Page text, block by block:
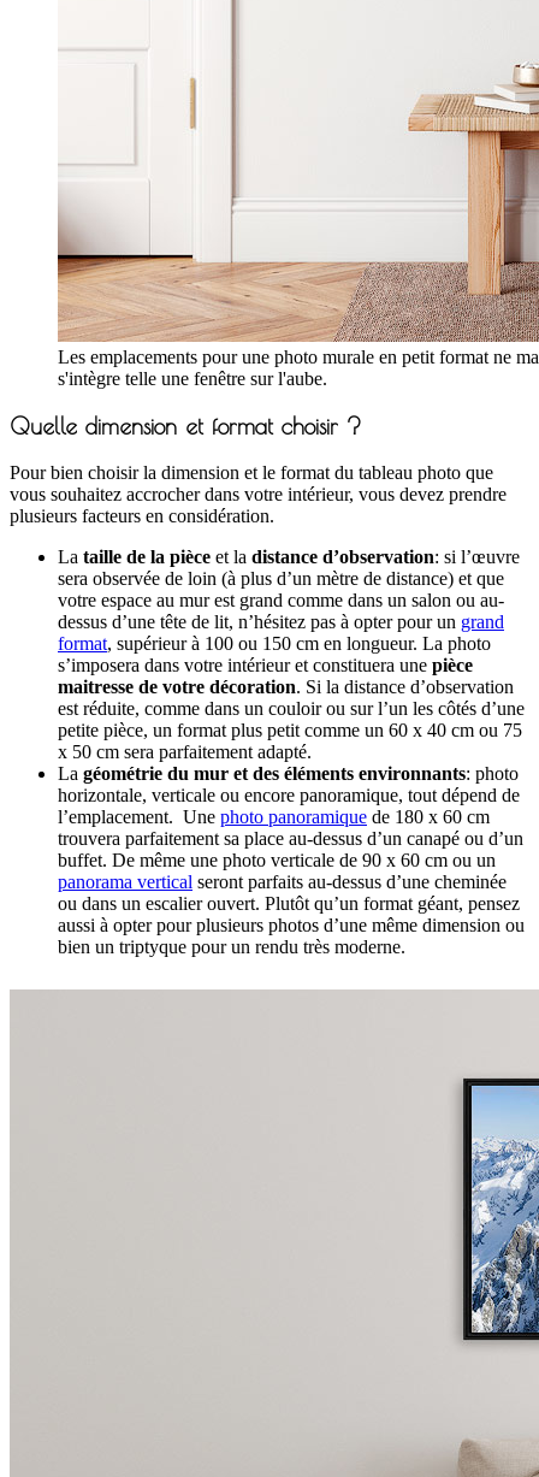
Les emplacements pour une photo murale en petit format ne
s'intègre telle une fenêtre sur l'aube.
Quelle dimension et format choisir ?
Pour bien choisir la dimension et le format du tableau photo que
vous souhaitez accrocher dans votre intérieur, vous devez prendre
plusieurs facteurs en considération.
La taille de la pièce et la distance d’observation: si l’œuvre
sera observée de loin (à plus d’un mètre de distance) et que
votre espace au mur est grand comme dans un salon ou au-
dessus d’une tête de lit, n’hésitez pas à opter pour un grand
format, supérieur à 100 ou 150 cm en longueur. La photo
s’imposera dans votre intérieur et constituera une pièce
maitresse de votre décoration. Si la distance d’observation
est réduite, comme dans un couloir ou sur l’un les côtés d’une
petite pièce, un format plus petit comme un 60 x 40 cm ou 75
x 50 cm sera parfaitement adapté.
La géométrie du mur et des éléments environnants: photo
horizontale, verticale ou encore panoramique, tout dépend de
l’emplacement. Une photo panoramique de 180 x 60 cm
trouvera parfaitement sa place au-dessus d’un canapé ou d’un
buffet. De même une photo verticale de 90 x 60 cm ou un
panorama vertical seront parfaits au-dessus d’une cheminée
ou dans un escalier ouvert. Plutôt qu’un format géant, pensez
aussi à opter pour plusieurs photos d’une même dimension ou
bien un triptyque pour un rendu très moderne.